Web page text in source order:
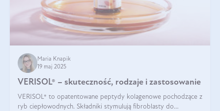
Maria Knapik
19 maj 2025
VERISOL® – skuteczność, rodzaje i zastosowanie
VERISOL® to opatentowane peptydy kolagenowe pochodzące z
ryb ciepłowodnych. Składniki stymulują fibroblasty do